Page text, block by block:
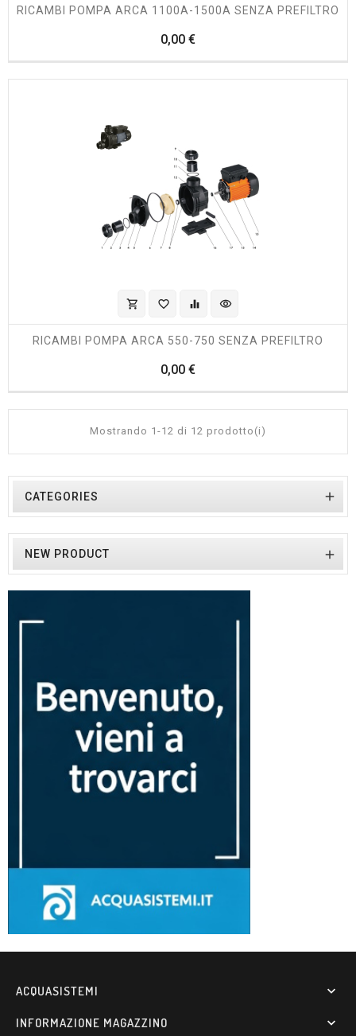
RICAMBI POMPA ARCA 1100A-1500A SENZA PREFILTRO
0,00 €Prezzo
shopping_cart favorite_border equalizer visibility
RICAMBI POMPA ARCA 550-750 SENZA PREFILTRO
0,00 €Prezzo
Mostrando 1-12 di 12 prodotto(i)
CATEGORIES 
NEW PRODUCT 
ACQUASISTEMI 
INFORMAZIONE MAGAZZINO 